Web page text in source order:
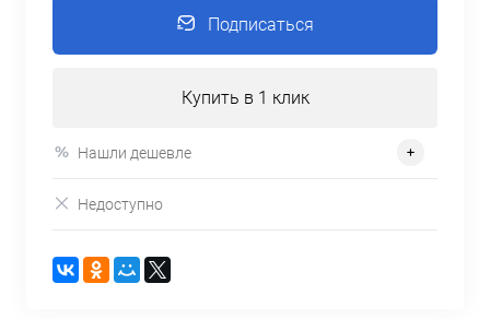
Подписаться
Купить в 1 клик
Нашли дешевле
Недоступно